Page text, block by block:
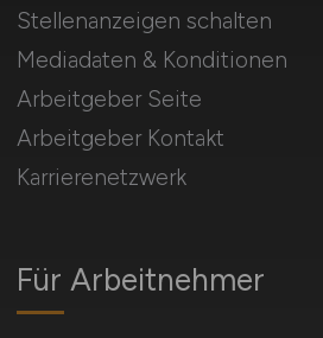
Für Arbeitnehmer
Stellenanzeigen schalten
Mediadaten & Konditionen
Arbeitgeber Seite
Arbeitgeber Kontakt
Karrierenetzwerk